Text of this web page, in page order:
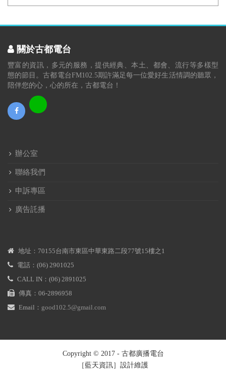
關於古都電台
豐富的資訊，多元的服務，提供經典、本土、都會、流行等多樣型
態的節目。古都電台FM102.5期許滿足每一位愛好生活情調的聽眾，
陪伴您的心，心的所在，古都電台！
辦公室
聯絡我們
申訴專區
廣告託播
地址：70155台南市東區中華東路二段77號15樓之1
電話：(06) 2901025
CALL IN：(06) 2891025
傳真：06-2896958
Email： good102.5@gmail.com
Copyright © 2017 - 古都廣播電台
［藍天資訊］設計維護